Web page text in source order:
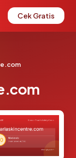
Cek Gratis